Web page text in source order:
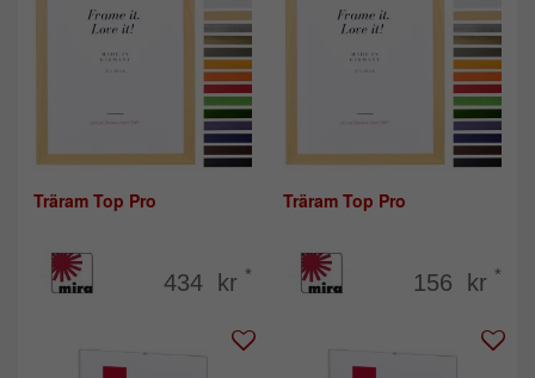
Träram Top Pro
434 kr *
Träram Top Pro
156 kr *